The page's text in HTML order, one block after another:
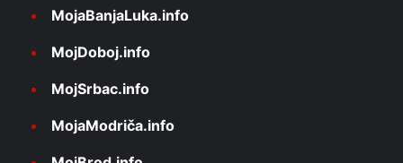
MojaBanjaLuka.info
MojDoboj.info
MojSrbac.info
MojaModriča.info